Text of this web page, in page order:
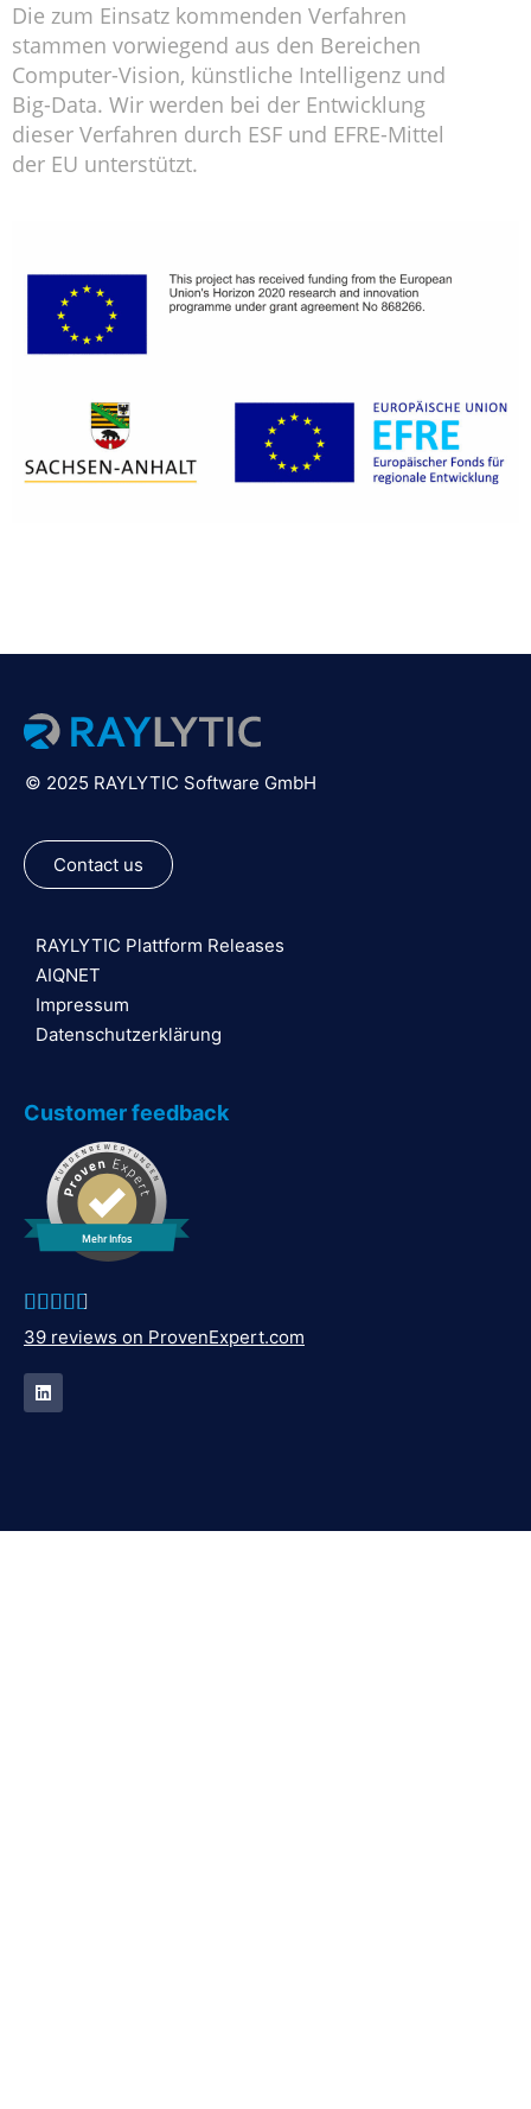
Die zum Einsatz kommenden Verfahren
stammen vorwiegend aus den Bereichen
Computer-Vision, künstliche Intelligenz und
Big-Data. Wir werden bei der Entwicklung
dieser Verfahren durch ESF und EFRE-Mittel
der EU unterstützt.
© 2025 RAYLYTIC Software GmbH
Contact us
RAYLYTIC Plattform Releases
AIQNET
Impressum
Datenschutzerklärung
Customer feedback
Mehr Infos
    
39 reviews on ProvenExpert.com